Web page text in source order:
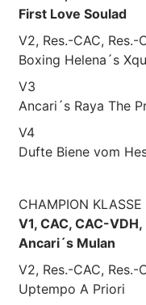
First Love Soulad
V2, Res.-CAC, Res.-
Boxing Helena´s
V3
Ancari´s Raya The
V4
Dufte Biene vom
CHAMPION KLASSE
V1, CAC, CAC-
Ancari´s Mulan
V2, Res.-CAC, Res.-
Uptempo A Priori